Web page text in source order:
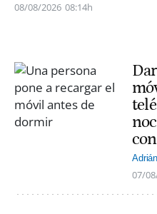
08/08/2026 08:14h
07/